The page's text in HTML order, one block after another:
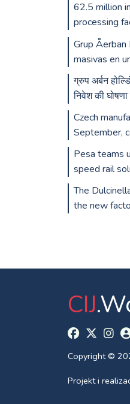
62.5 million
processing
Grup Åerban
masivas en
ग्रुप अर्बन
निवेश की
Czech
September,
Pesa teams
speed rail
The
the new
CIJ
Copyright ©
Projekt i